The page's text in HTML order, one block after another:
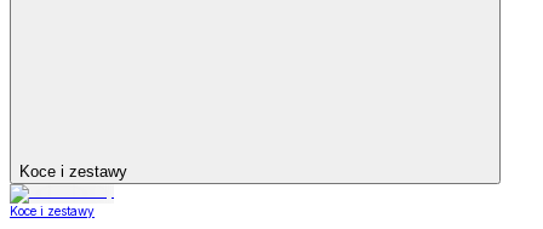
Koce i zestawy
Koce i zestawy